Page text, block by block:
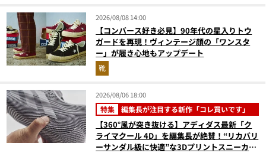
2026/08/08 14:00
【コンバース好き必見】90年代の星入りトウ
ガードを再現！ヴィンテージ顔の「ワンスタ
ー」が履き心地もアップデート
靴
2026/08/06 18:00
特集 編集長が注目する新作「コレ買いです」
【360°風が突き抜ける】アディダス最新「ク
ライマクール 4D」を編集長が絶賛！“リカバリ
ーサンダル級に快適”な3Dプリントスニーカー